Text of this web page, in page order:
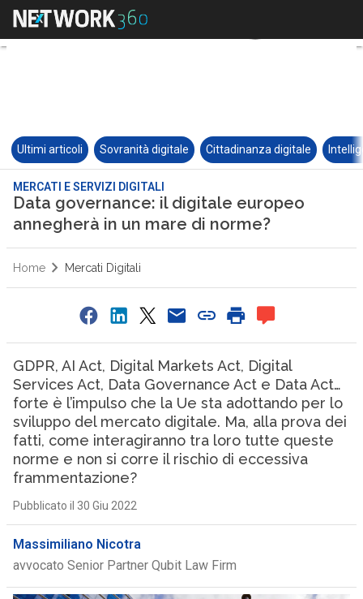
Ultimi articoli Sovranità digitale Cittadinanza digitale
MERCATI E SERVIZI DIGITALI
Data governance: il digitale europeo
annegherà in un mare di norme?
Home Mercati Digitali
GDPR, AI Act, Digital Markets Act, Digital
Services Act, Data Governance Act e Data Act…
forte è l’impulso che la Ue sta adottando per lo
sviluppo del mercato digitale. Ma, alla prova dei
fatti, come interagiranno tra loro tutte queste
norme e non si corre il rischio di eccessiva
frammentazione?
Pubblicato il 30 Giu 2022
Massimiliano Nicotra
avvocato Senior Partner Qubit Law Firm